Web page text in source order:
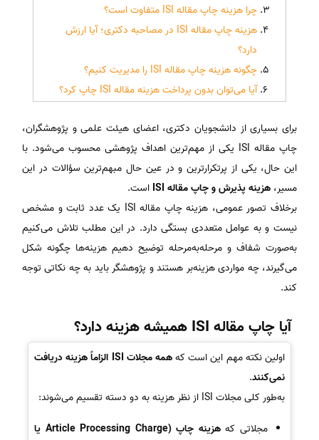
چرا هزینه چاپ مقاله ISI متفاوت است؟
هزینه چاپ مقاله ISI در مصاحبه دکتری؛ آیا ارزش
دارد؟
چگونه هزینه چاپ مقاله ISI را مدیریت کنیم؟
آیا می‌توان بدون پرداخت هزینه مقاله ISI چاپ کرد؟
برای بسیاری از دانشجویان دکتری، اعضای هیئت علمی و پژوهشگران،
چاپ مقاله ISI یکی از مهم‌ترین اهداف پژوهشی محسوب می‌شود. با
این حال، یکی از پرتکرارترین و در عین حال مبهم‌ترین سؤالات در این
مسیر، هزینه پذیرش و چاپ مقاله ISI
است.
برخلاف تصور عمومی، هزینه چاپ مقاله ISI یک عدد ثابت و مشخص
نیست و به عوامل متعددی بستگی دارد. در این مطلب تلاش می‌کنیم
به‌صورت شفاف و مرحله‌به‌مرحله توضیح دهیم هزینه‌ها چگونه شکل
می‌گیرند، چه مواردی هزینه‌بر هستند و پژوهشگر باید به چه نکاتی توجه
کند.
آیا چاپ مقاله ISI همیشه هزینه دارد؟
اولین نکته مهم این است که
همه مجلات ISI الزاماً هزینه دریافت
نمی‌کنند.
به‌طور کلی مجلات ISI از نظر هزینه به دو دسته تقسیم می‌شوند:
مجلاتی که
هزینه چاپ (Article Processing Charge یا